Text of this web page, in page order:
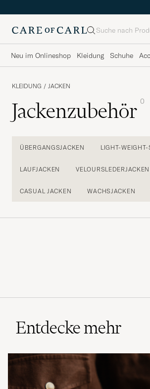
Suche
Neu im Onlineshop Kleidung Schuhe
KLEIDUNG / JACKEN
Jackenzubehör 0
ÜBERGANGSJACKEN LIGHT-WEIGHT-
LAUFJACKEN VELOURSLEDERJACKEN
CASUAL JACKEN WACHSJACKEN
Entdecke mehr